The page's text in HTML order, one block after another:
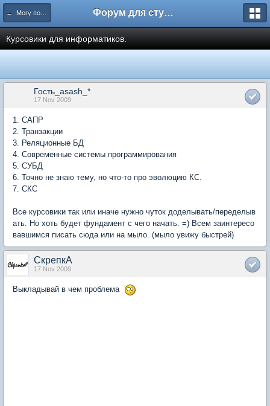
← Могу помочь Форум для студента СГА
Курсовики для информатиков.
Гость_asash_*
17 Nov 2009
1. САПР
2. Транзакции
3. Реляционные БД
4. Современные системы программирования
5. СУБД
6. Точно не знаю тему, но что-то про эволюцию КС.
7. СКС
Все курсовики так или иначе нужно чуток доделывать/переделыв
ать. Но хоть будет фундамент с чего начать. =) Всем заинтересо
вавшимся писать сюда или на мыло. (мыло увижу быстрей)
СкрепкА
17 Nov 2009
Выкладывай в чем проблема